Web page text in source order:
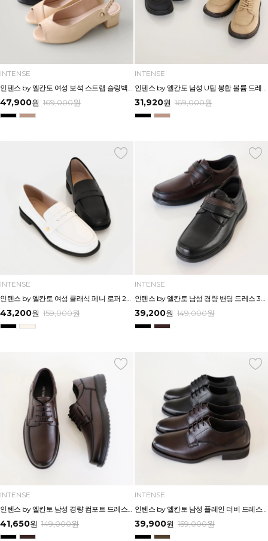
INTENSE
47,900원 169,000원
INTENSE
31,920원 169,000원
INTENSE
43,200원 159,000원
INTENSE
39,200원 149,000원
INTENSE
41,650원 149,000원
INTENSE
39,900원 159,000원